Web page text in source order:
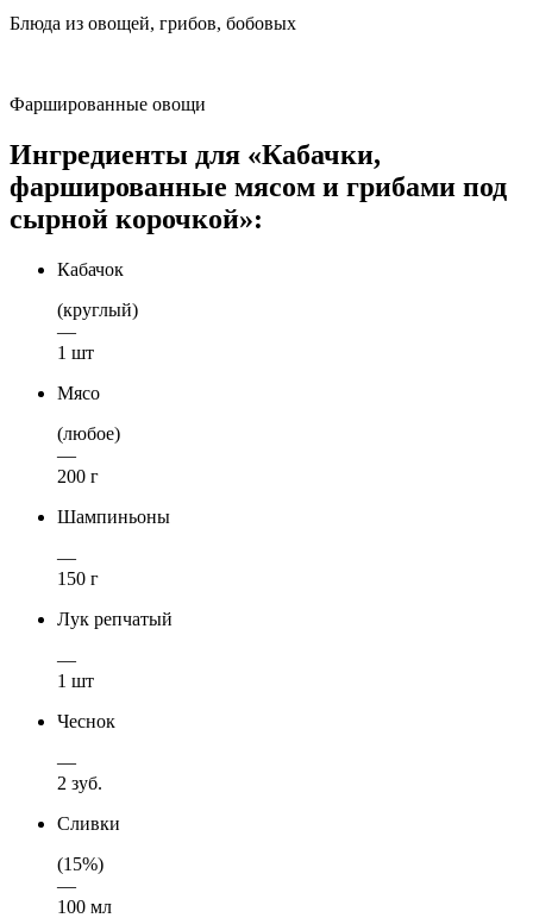
Блюда из овощей, грибов, бобовых
Фаршированные овощи
Ингредиенты для «Кабачки,
фаршированные мясом и грибами под
сырной корочкой»:
Кабачок
(круглый)
—
1 шт
Мясо
(любое)
—
200 г
Шампиньоны
—
150 г
Лук репчатый
—
1 шт
Чеснок
—
2 зуб.
Сливки
(15%)
—
100 мл